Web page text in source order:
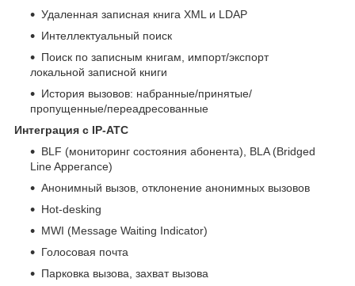
Удаленная записная книга XML и LDAP
Интеллектуальный поиск
Поиск по записным книгам, импорт/экспорт
локальной записной книги
История вызовов: набранные/принятые/
пропущенные/переадресованные
Интеграция с IP-АТС
BLF (мониторинг состояния абонента), BLA (Bridged
Line Apperance)
Анонимный вызов, отклонение анонимных вызовов
Hot-desking
MWI (Message Waiting Indicator)
Голосовая почта
Парковка вызова, захват вызова